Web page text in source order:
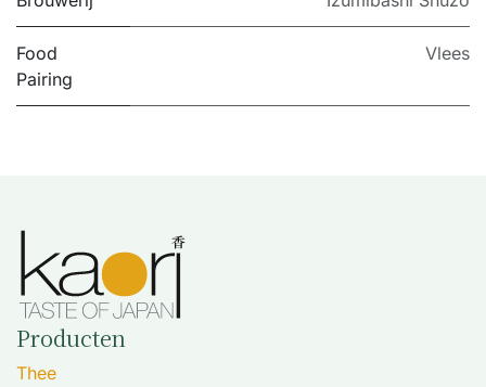
Food
Pairing
Vlees
Producten
Thee